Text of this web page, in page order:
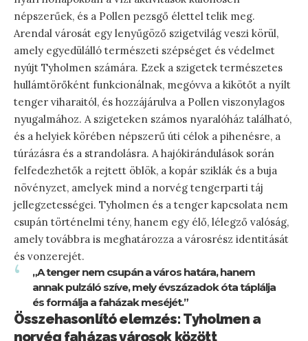
népszerűek, és a Pollen pezsgő élettel telik meg.
Arendal városát egy lenyűgöző szigetvilág veszi körül,
amely egyedülálló természeti szépséget és védelmet
nyújt Tyholmen számára. Ezek a szigetek természetes
hullámtörőként funkcionálnak, megóvva a kikötőt a nyílt
tenger viharaitól, és hozzájárulva a Pollen viszonylagos
nyugalmához. A szigeteken számos nyaralóház található,
és a helyiek körében népszerű úti célok a pihenésre, a
túrázásra és a strandolásra. A hajókirándulások során
felfedezhetők a rejtett öblök, a kopár sziklák és a buja
növényzet, amelyek mind a norvég tengerparti táj
jellegzetességei. Tyholmen és a tenger kapcsolata nem
csupán történelmi tény, hanem egy élő, lélegző valóság,
amely továbbra is meghatározza a városrész identitását
és vonzerejét.
„A tenger nem csupán a város határa, hanem
annak pulzáló szíve, mely évszázadok óta táplálja
és formálja a faházak meséjét.”
Összehasonlító elemzés: Tyholmen a
norvég faházas városok között